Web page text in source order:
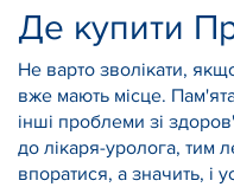
Де купити
Не варто зволікати,
вже мають місце.
інші проблеми зі
до лікаря-уролога, тим
впоратися, а значить, і